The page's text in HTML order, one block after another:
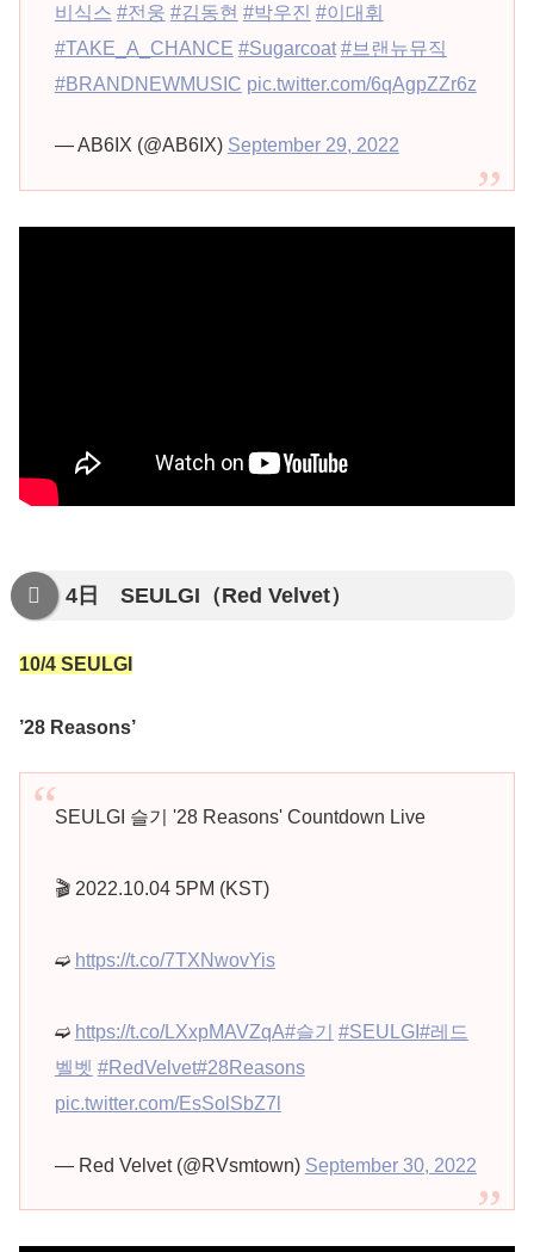
비식스 #전웅 #김동현 #박우진 #이대휘
#TAKE_A_CHANCE #Sugarcoat #브랜뉴뮤직
#BRANDNEWMUSIC pic.twitter.com/6qAgpZZr6z
— AB6IX (@AB6IX) September 29, 2022
4日 SEULGI（Red Velvet）
10/4 SEULGI
’28 Reasons’
SEULGI 슬기 '28 Reasons' Countdown Live
🎬 2022.10.04 5PM (KST)
➫ https://t.co/7TXNwovYis
➫ https://t.co/LXxpMAVZqA#슬기 #SEULGI #레드
벨벳 #RedVelvet#28Reasons
pic.twitter.com/EsSolSbZ7l
— Red Velvet (@RVsmtown) September 30, 2022